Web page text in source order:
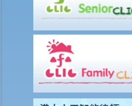
K. 同性婚姻／公民伙伴关系
2. 同性伴侣需要回到他们结婚的国
政府更新婚姻状况为离婚？
1. 假结婚可以被起诉那些刑事罪行